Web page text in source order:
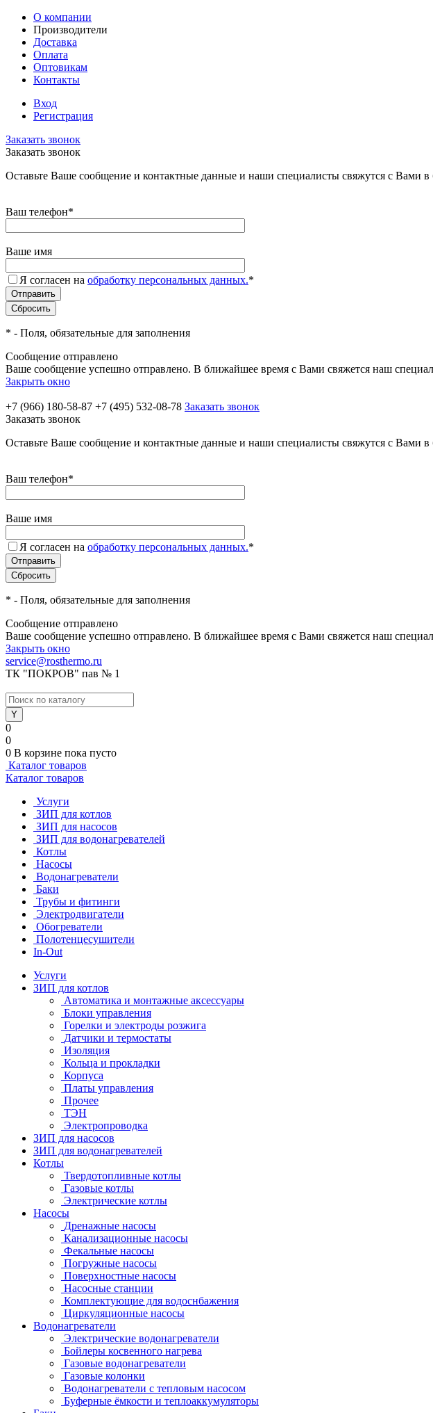
О компании
Производители
Доставка
Оплата
Оптовикам
Контакты
Вход
Регистрация
Заказать звонок
Заказать звонок
Оставьте Ваше сообщение и контактные данные и наши специалисты свяжутся с Вами
Ваш телефон*
Ваше имя
Я согласен на обработку персональных данных.*
* - Поля, обязательные для заполнения
Сообщение отправлено
Ваше сообщение успешно отправлено. В ближайшее время с Вами свяжется наш
Закрыть окно
+7 (966) 180-58-87 +7 (495) 532-08-78 Заказать звонок
Заказать звонок
Оставьте Ваше сообщение и контактные данные и наши специалисты свяжутся с Вами
Ваш телефон*
Ваше имя
Я согласен на обработку персональных данных.*
* - Поля, обязательные для заполнения
Сообщение отправлено
Ваше сообщение успешно отправлено. В ближайшее время с Вами свяжется наш
Закрыть окно
service@rosthermo.ru
ТК "ПОКРОВ" пав № 1
0
0
0 В корзине пока пусто
Каталог товаров
Каталог товаров
Услуги
ЗИП для котлов
ЗИП для насосов
ЗИП для водонагревателей
Котлы
Насосы
Водонагреватели
Баки
Трубы и фитинги
Электродвигатели
Обогреватели
Полотенцесушители
In-Out
Услуги
ЗИП для котлов
Автоматика и монтажные аксессуары
Блоки управления
Горелки и электроды розжига
Датчики и термостаты
Изоляция
Кольца и прокладки
Корпуса
Платы управления
Прочее
ТЭН
Электропроводка
ЗИП для насосов
ЗИП для водонагревателей
Котлы
Твердотопливные котлы
Газовые котлы
Электрические котлы
Насосы
Дренажные насосы
Канализационные насосы
Фекальные насосы
Погружные насосы
Поверхностные насосы
Насосные станции
Комплектующие для водоснбажения
Циркуляционные насосы
Водонагреватели
Электрические водонагреватели
Бойлеры косвенного нагрева
Газовые водонагреватели
Газовые колонки
Водонагреватели с тепловым насосом
Буферные ёмкости и теплоаккумуляторы